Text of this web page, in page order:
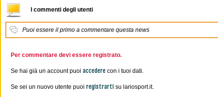
I commenti degli utenti
Puoi essere il primo a commentare questa news
Per commentare devi essere registrato.
Se hai già un account puoi accedere con i tuoi dati.
Se sei un nuovo utente puoi registrarti su lariosport.it.